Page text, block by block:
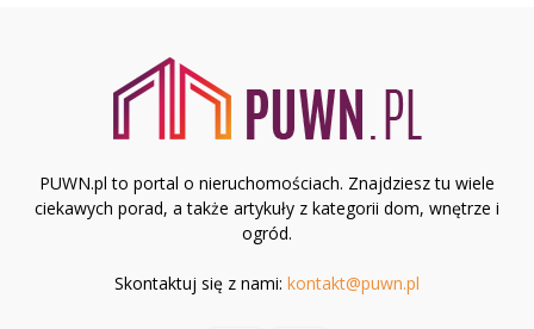
PUWN.pl to portal o nieruchomościach. Znajdziesz tu wiele
ciekawych porad, a także artykuły z kategorii dom, wnętrze i
ogród.
Skontaktuj się z nami: kontakt@puwn.pl